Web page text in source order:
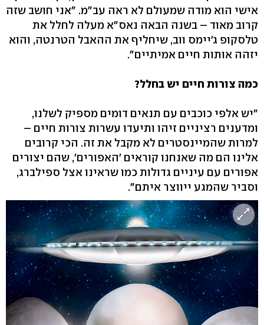
אישי הוא מודה שמעולם לא ראה עב"מ. "אני חושב שזה
קרוב מאוד – בשנה הבאה נאס"א מעלה לחלל את
טלסקופ ג'יימס ווב, שיחליף את ההאבל הטרנטה, והוא
יזהה אותות חיים אמיתיים".
כמה צורות חיים יש בחלל?
"יש אלפי כוכבים עם תנאים דומים מספיק לשלנו,
ומדענים רציניים זיהו ותיעדו עשרות צורות חיים –
למרות שהמיינסטרים לא מקבל את זה. הכי קרובים
אלינו הם מה שאנחנו קוראים 'האפורים', שהם יצורים
אפורים עם עיניים גדולות כמו שראינו אצל ספילברג,
וסביר שהמגע ייווצר איתם".